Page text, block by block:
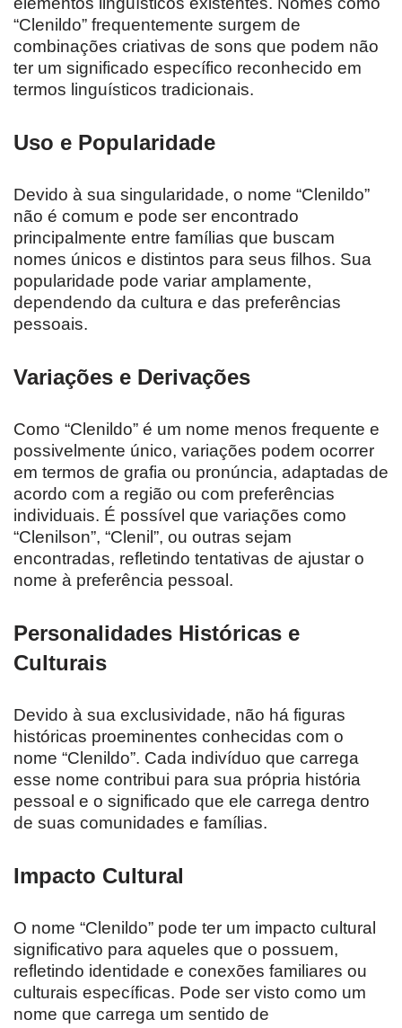
“Clenildo” frequentemente surgem de
combinações criativas de sons que podem não
ter um significado específico reconhecido em
termos linguísticos tradicionais.
Uso e Popularidade
Devido à sua singularidade, o nome “Clenildo”
não é comum e pode ser encontrado
principalmente entre famílias que buscam
nomes únicos e distintos para seus filhos. Sua
popularidade pode variar amplamente,
dependendo da cultura e das preferências
pessoais.
Variações e Derivações
Como “Clenildo” é um nome menos frequente e
possivelmente único, variações podem ocorrer
em termos de grafia ou pronúncia, adaptadas de
acordo com a região ou com preferências
individuais. É possível que variações como
“Clenilson”, “Clenil”, ou outras sejam
encontradas, refletindo tentativas de ajustar o
nome à preferência pessoal.
Personalidades Históricas e
Culturais
Devido à sua exclusividade, não há figuras
históricas proeminentes conhecidas com o
nome “Clenildo”. Cada indivíduo que carrega
esse nome contribui para sua própria história
pessoal e o significado que ele carrega dentro
de suas comunidades e famílias.
Impacto Cultural
O nome “Clenildo” pode ter um impacto cultural
significativo para aqueles que o possuem,
refletindo identidade e conexões familiares ou
culturais específicas. Pode ser visto como um
nome que carrega um sentido de